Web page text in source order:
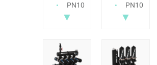
PN10
▼
PN10
▼